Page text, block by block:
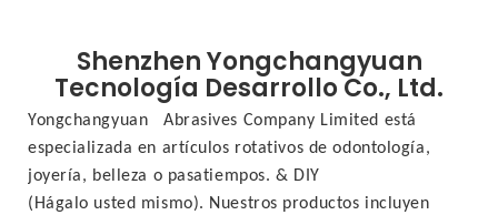
Shenzhen Yongchangyuan
Tecnología Desarrollo Co., Ltd.
Yongchangyuan
Abrasives Company Limited está
especializada en artículos rotativos de odontología,
joyería, belleza o pasatiempos. & DIY
(Hágalo usted mismo). Nuestros productos incluyen